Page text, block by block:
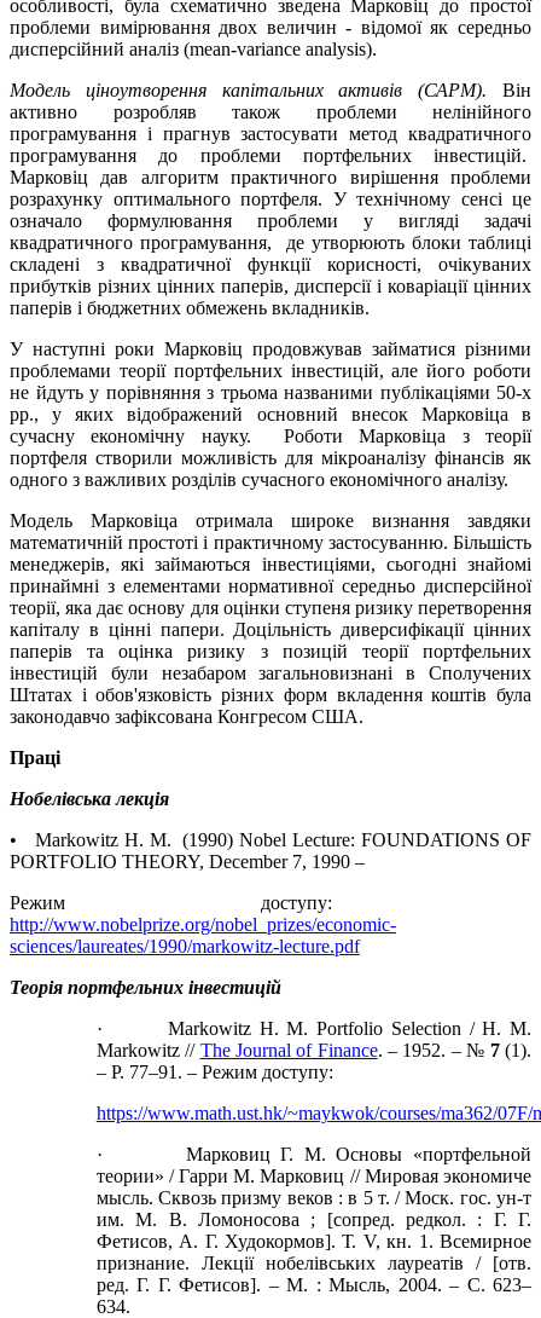
особливості, була схематично зведена Марковіц до простої
проблеми вимірювання двох величин - відомої як середньо
дисперсійний аналіз (mean-variance analysis).
Модель ціноутворення капітальних активів (САРМ). Він
активно розробляв також проблеми нелінійного
програмування і прагнув застосувати метод квадратичного
програмування до проблеми портфельних інвестицій.
Mарковіц дав алгоритм практичного вирішення проблеми
розрахунку оптимального портфеля. У технічному сенсі це
означало формулювання проблеми у вигляді задачі
квадратичного програмування, де утворюють блоки таблиці
складені з квадратичної функції корисності, очікуваних
прибутків різних цінних паперів, дисперсії і коваріації цінних
паперів і бюджетних обмежень вкладників.
У наступні роки Марковіц продовжував займатися різними
проблемами теорії портфельних інвестицій, але його роботи
не йдуть у порівняння з трьома названими публікаціями 50-х
рр., у яких відображений основний внесок Марковіца в
сучасну економічну науку. Роботи Марковіца з теорії
портфеля створили можливість для мікроаналізу фінансів як
одного з важливих розділів сучасного економічного аналізу.
Модель Марковіца отримала широке визнання завдяки
математичній простоті і практичному застосуванню. Більшість
менеджерів, які займаються інвестиціями, сьогодні знайомі
принаймні з елементами нормативної середньо дисперсійної
теорії, яка дає основу для оцінки ступеня ризику перетворення
капіталу в цінні папери. Доцільність диверсифікації цінних
паперів та оцінка ризику з позицій теорії портфельних
інвестицій були незабаром загальновизнані в Сполучених
Штатах і обов'язковість різних форм вкладення коштів була
законодавчо зафіксована Конгресом США.
Праці
Нобелівська лекція
• Markowitz H. M. (1990) Nobel Lecture: FOUNDATIONS OF
PORTFOLIO THEORY, December 7, 1990 –
Режим доступу:
http://www.nobelprize.org/nobel_prizes/economic-
sciences/laureates/1990/markowitz-lecture.pdf
Теорія портфельних інвестицій
· Markowitz H. M. Portfolio Selection / H. M.
Markowitz // The Journal of Finance. – 1952. – № 7(1).
– Р. 77–91. – Режим доступу:
https://www.math.ust.hk/~maykwok/courses/ma362/07F/
· Марковиц Г. М. Основы «портфельной
теории» / Гарри М. Марковиц // Мировая экономиче
мысль. Сквозь призму веков : в 5 т. / Моск. гос. ун-т
им. М. В. Ломоносова ; [сопред. редкол. : Г. Г.
Фетисов, А. Г. Худокормов]. Т. V, кн. 1. Всемирное
признание. Лекції нобелівських лауреатів / [отв.
ред. Г. Г. Фетисов]. – М. : Мысль, 2004. – С. 623–
634.